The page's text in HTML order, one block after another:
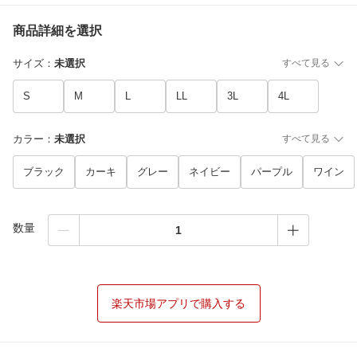
商品詳細を選択
サイズ ： 未選択 すべて見る
S M L LL 3L 4L
カラー ： 未選択 すべて見る
ブラック カーキ グレー ネイビー パープル ワイン
数量
楽天市場アプリで購入する